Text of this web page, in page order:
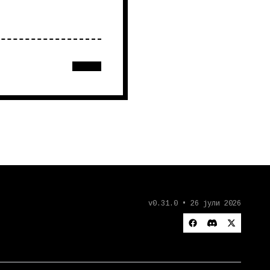
v0.31.0 • 26 јули 2026